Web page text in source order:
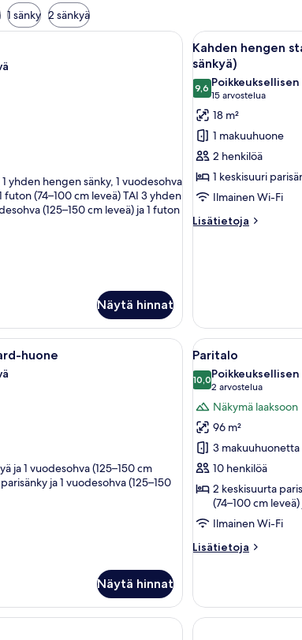
1 sänky 2 sänkyä
Tilava huone, jossa on sänky, sohva, ruokapöytä tuoleineen
yhden hengen sänky, 1 vuodesohva
futon (74–100 cm leveä) TAI 3 yhden
(125–150 cm leveä) ja 1 futon
Näytä hinnat
Avaa
kaikki
huonetyypin
Kahden
hengen
standard-
huone
(yksi
tai
kaksi
sänkyä)
8
Kahden hengen
sänkyä)
9,69,6 kautta 10
Poikkeuksellisen
15 arvostelua
(15
arvostelua)
18 m²
1 makuuhuone
2 henkilöä
1 keskisuuri
Ilmainen Wi-Fi
Lisätietoja
Lisätietoja
tai
kaksi
sänkyä)
Makuuhuoneessa on sänky, sohva, työpöytä ja televisio.
huone
ja 1 vuodesohva (125–150 cm
ja 1 vuodesohva (125–150
Näytä hinnat
Avaa
kaikki
huonetyypin
Paritalo
kuvat
23
Paritalo
10,010,0 kautta 10
Poikkeuksellisen
2 arvostelua
(2
arvostelua)
Näkymä laaksoon
96 m²
3 makuuhuonetta
10 henkilöä
2 keskisuurta
(74–100 cm
Ilmainen Wi-Fi
Lisätietoja
Lisätietoja